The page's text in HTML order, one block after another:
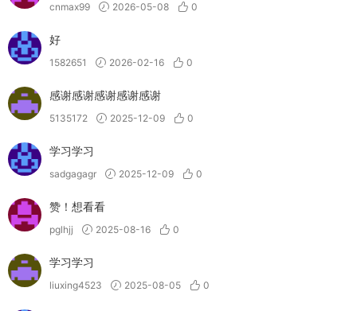
cnmax99 2026-05-08 0
好
1582651 2026-02-16 0
感谢感谢感谢感谢感谢
5135172 2025-12-09 0
学习学习
sadgagagr 2025-12-09 0
赞！想看看
pglhjj 2025-08-16 0
学习学习
liuxing4523 2025-08-05 0